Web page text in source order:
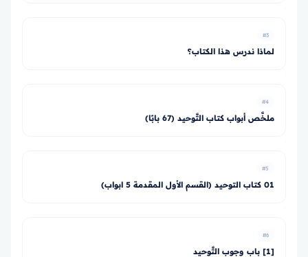
#3
لماذا ندرس هذا الكتاب؟
#4
ملخَّص أبواب كتاب التَّوحيد (67 بابًا)
#5
01 كتاب التوحيد (القسم الأول المقدمة 5 ابواب)
#6
[1] باب وجوب التَّوحيد